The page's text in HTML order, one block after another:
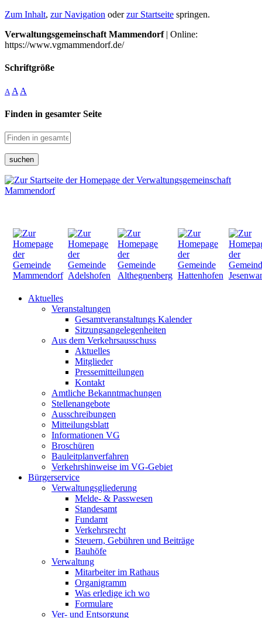
Zum Inhalt, zur Navigation oderzur Startseite springen.
Verwaltungsgemeinschaft Mammendorf| Online:
https://www.vgmammendorf.de/
Schriftgröße
A A A
Finden in gesamter Seite
suchen
Aktuelles
Veranstaltungen
Gesamtveranstaltungs Kalender
Sitzungsangelegenheiten
Aus dem Verkehrsausschuss
Aktuelles
Mitglieder
Pressemitteilungen
Kontakt
Amtliche Bekanntmachungen
Stellenangebote
Ausschreibungen
Mitteilungsblatt
Informationen VG
Broschüren
Bauleitplanverfahren
Verkehrshinweise im VG-Gebiet
Bürgerservice
Verwaltungsgliederung
Melde- & Passwesen
Standesamt
Fundamt
Verkehrsrecht
Steuern, Gebühren und Beiträge
Bauhöfe
Verwaltung
Mitarbeiter im Rathaus
Organigramm
Was erledige ich wo
Formulare
Ver- und Entsorgung